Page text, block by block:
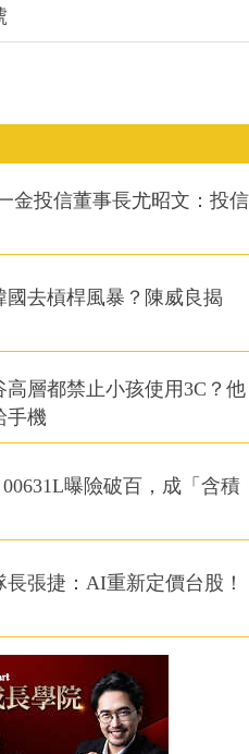
金投信董事長尤昭文：投信
去槓桿風暴？陳威良揭
層都禁止小孩使用3C？他
手機
曝險破百，成「含積
長張捷：AI重新定價台股！